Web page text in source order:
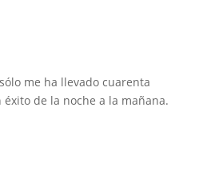
me ha llevado cuarenta
de la noche a la mañana.